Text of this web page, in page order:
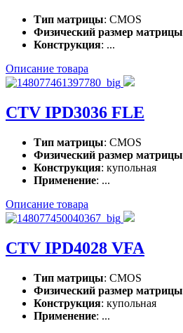
Тип матрицы: CMOS
Физический размер матрицы
Конструкция: ...
Описание товара
CTV IPD3036 FLE
Тип матрицы: CMOS
Физический размер матрицы
Конструкция: купольная
Применение: ...
Описание товара
CTV IPD4028 VFA
Тип матрицы: CMOS
Физический размер матрицы
Конструкция: купольная
Применение: ...